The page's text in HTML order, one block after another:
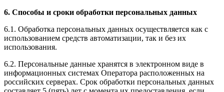
6. Способы и сроки обработки персональных данных
6.1. Обработка персональных данных осуществляется как с
использованием средств автоматизации, так и без их
использования.
6.2. Персональные данные хранятся в электронном виде в
информационных системах Оператора расположенных на
российских серверах. Срок обработки персональных данных